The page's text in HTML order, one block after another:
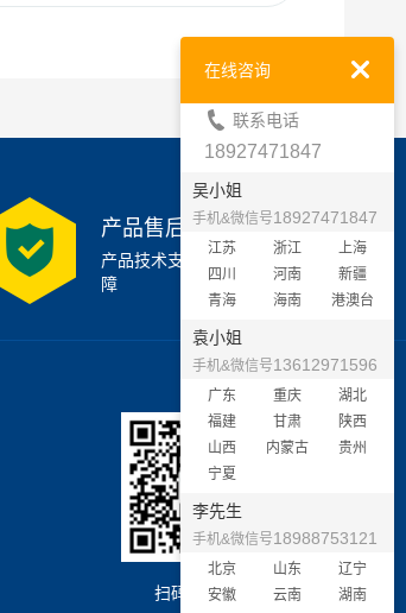
产品售后支持
产品技术支持7x24小时保
障
扫码加微信
在线咨询
联系电话
18927471847
吴小姐
手机&微信号18927471847
江苏 浙江
上海
四川
河南
新疆
青海
海南 港澳台
袁小姐
手机&微信号13612971596
广东 重庆
湖北
福建
甘肃
陕西
山西
内蒙古
贵州
宁夏
李先生
手机&微信号18988753121
北京 山东
辽宁
安徽
云南 湖南